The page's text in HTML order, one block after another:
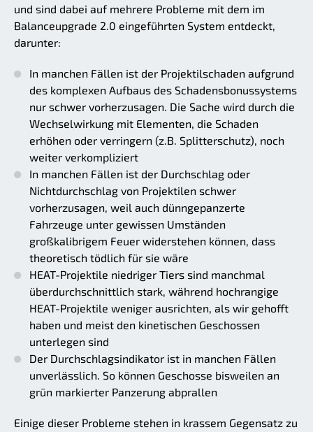
und sind dabei auf mehrere Probleme mit dem im
Balanceupgrade 2.0 eingeführten System entdeckt,
darunter:
In manchen Fällen ist der Projektilschaden aufgrund
des komplexen Aufbaus des Schadensbonussystems
nur schwer vorherzusagen. Die Sache wird durch die
Wechselwirkung mit Elementen, die Schaden
erhöhen oder verringern (z.B. Splitterschutz), noch
weiter verkompliziert
In manchen Fällen ist der Durchschlag oder
Nichtdurchschlag von Projektilen schwer
vorherzusagen, weil auch dünngepanzerte
Fahrzeuge unter gewissen Umständen
großkalibrigem Feuer widerstehen können, dass
theoretisch tödlich für sie wäre
HEAT-Projektile niedriger Tiers sind manchmal
überdurchschnittlich stark, während hochrangige
HEAT-Projektile weniger ausrichten, als wir gehofft
haben und meist den kinetischen Geschossen
unterlegen sind
Der Durchschlagsindikator ist in manchen Fällen
unverlässlich. So können Geschosse bisweilen an
grün markierter Panzerung abprallen
Einige dieser Probleme stehen in krassem Gegensatz zu